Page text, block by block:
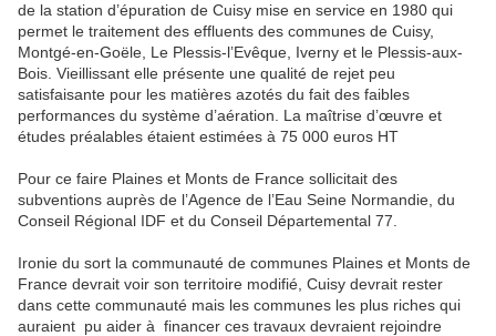
de la station d’épuration de Cuisy mise en service en 1980 qui
permet le traitement des effluents des communes de Cuisy,
Montgé-en-Goële, Le Plessis-l’Evêque, Iverny et le Plessis-aux-
Bois. Vieillissant elle présente une qualité de rejet peu
satisfaisante pour les matières azotés du fait des faibles
performances du système d’aération. La maîtrise d’œuvre et
études préalables étaient estimées à 75 000 euros HT
Pour ce faire Plaines et Monts de France sollicitait des
subventions auprès de l’Agence de l’Eau Seine Normandie, du
Conseil Régional IDF et du Conseil Départemental 77.
Ironie du sort la communauté de communes Plaines et Monts de
France devrait voir son territoire modifié, Cuisy devrait rester
dans cette communauté mais les communes les plus riches qui
auraient pu aider à financer ces travaux devraient rejoindre